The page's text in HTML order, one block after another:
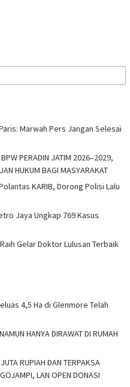
Marwah Pers Jangan Selesai
PERADIN JATIM 2026–2029,
HUKUM BAGI MASYARAKAT
KARIB, Dorong Polisi Lalu
Jaya Ungkap 769 Kasus
Gelar Doktor Lulusan Terbaik
4,5 Ha di Glenmore Telah
HANYA DIRAWAT DI RUMAH
RUPIAH DAN TERPAKSA
LAN OPEN DONASI